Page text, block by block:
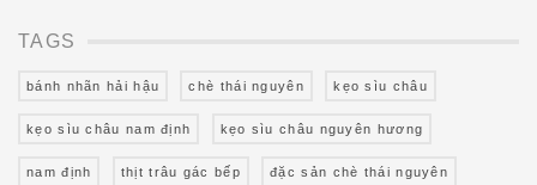
TAGS
bánh nhãn hải hậu chè thái nguyên kẹo sìu châu
kẹo sìu châu nam định kẹo sìu châu nguyên hương
nam định thịt trâu gác bếp đặc sản chè thái nguyên